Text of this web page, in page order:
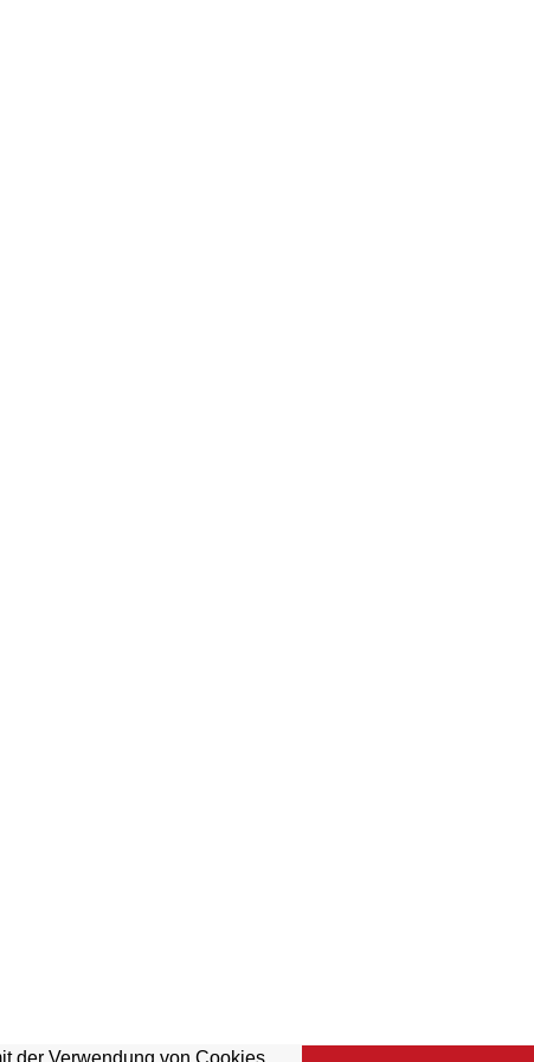
der Verwendung von Cookies